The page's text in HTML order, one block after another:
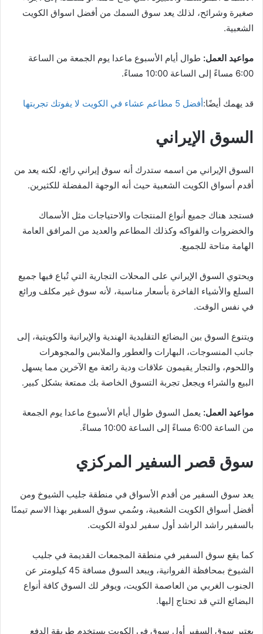
صغيرة وشرائح، لذلك يعد سوق السمك من أفضل اسواق الكويت
الشعبية.
مواعيد العمل: طوال أيام الأسبوع ماعدا يوم الجمعة من الساعة
6:00 مساءً إلى الساعة 10:00 مساءً.
قد يهمك أيضًا:أفضل 5 مطاعم عشاء في الكويت لا يفوتك تجربتها
السوق الإيراني
السوق الإيراني من اسمه ستدرك أنه سوق إيراني رائع، لكنه يعد من
أقدم أسواق الكويت الشعبية حيث أنه الوجهة المفضلة للكثيرين.
فستجد هناك جميع أنواع المنتجات والاحتياجات مثل الأسماك
والخضروات والفواكه وكذلك المطاعم والعديد من المرافق العامة
الهامة متاحة للجميع.
ويحتوي السوق الإيراني على المحلات التجارية التي تُباع فيها جميع
السلع والأشياء الفاخرة بأسعار مناسبة، لأنه سوق غير مكلف ورائع
في نفس الوقت.
ويتنوع السوق بين البضائع التقليدية الهندية والإيرانية والكويتية، إلى
جانب المنسوجات، البهارات والعطور والملابس والمجوهرات
واللحوم، والتجار يقيمون علاقات ودية رائعة مع الآخرين مما يسهل
البيع والشراء ويجعل تجربة التسوق الخاصة بك ممتعة بشكل كبير.
مواعيد العمل: يعمل السوق طوال أيام الأسبوع ماعدا يوم الجمعة
من الساعة 6:00 مساءً إلى الساعة 10:00 مساءً.
سوق قصر السفير المركزي
يعد سوق السفير من أقدم الأسواق في منطقة جليب الشيوخ ومن
أفضل أسواق الكويت الشعبية، وسُمي سوق السفير بهذا الاسم تيمنًا
بالسفير راشد الراشد أول سفير لدولة الكويت.
كما يقع سوق السفير في منطقة المجمعات القديمة في جليب
الشيوخ بمحافظة الفروانية، ويبعد السوق مسافة 45 كيلومتر عن
الجنوب الغربي من العاصمة الكويت، ويوفر لك السوق كافة أنواع
البضائع التي قد تحتاج إليها.
يعتبر سوق السفير أول سوق في الكويت يستخدم طريقة الدفع